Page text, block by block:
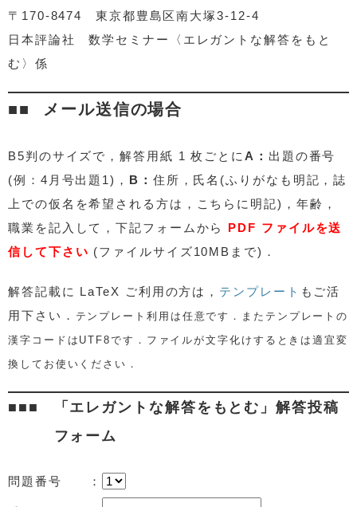
〒170-8474 東京都豊島区南大塚3-12-4
日本評論社 数学セミナー〈エレガントな解答をもと
む〉係
メール送信の場合
B5判のサイズで，解答用紙 1 枚ごとに A： 出題の番号
(例：4月号出題1)， B： 住所，氏名(ふりがなも明記，誌
上での仮名を希望される方は，こちらに明記)，年齢，
職業を記入して，下記フォームから PDF ファイルを送
信して下さい (ファイルサイズ10MBまで)．
解答記載に LaTeX ご利用の方は， テンプレート もご活
用下さい． テンプレート利用は任意です．またテンプレートの
漢字コードはUTF8です．ファイルが文字化けするときは適宜変
換してお使いください．
「エレガントな解答をもとむ」解答投稿
フォーム
問題番号 ：